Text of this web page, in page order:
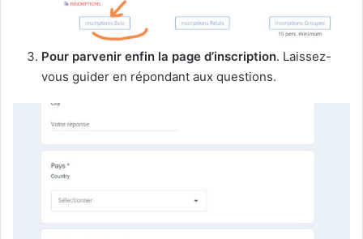
Pour parvenir enfin la page d’inscription. Laissez-
vous guider en répondant aux questions.